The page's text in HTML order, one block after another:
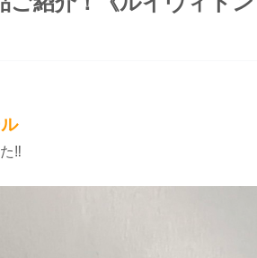
‼︎